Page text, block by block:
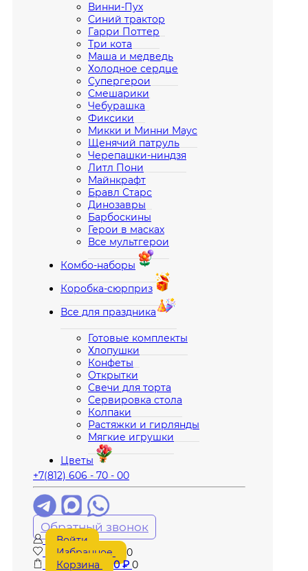
Винни-Пух
Синий трактор
Гарри Поттер
Три кота
Маша и медведь
Холодное сердце
Супергерои
Смешарики
Чебурашка
Фиксики
Микки и Минни Маус
Щенячий патруль
Черепашки-ниндзя
Литл Пони
Майнкрафт
Бравл Старс
Динозавры
Барбоскины
Герои в масках
Все мультгерои
Комбо-наборы
Коробка-сюрприз
Все для праздника
Готовые комплекты
Хлопушки
Конфеты
Открытки
Свечи для торта
Сервировка стола
Колпаки
Растяжки и гирлянды
Мягкие игрушки
Цветы
+7(812) 606 - 70 - 00
Обратный звонок
Войти
Избранное
0
Корзина
0₽ 0